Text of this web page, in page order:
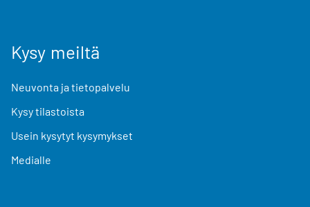
Kysy meiltä
Neuvonta ja tietopalvelu
Kysy tilastoista
Usein kysytyt kysymykset
Medialle